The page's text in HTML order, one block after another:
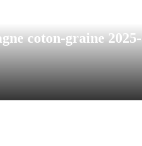
coton-graine 2025-